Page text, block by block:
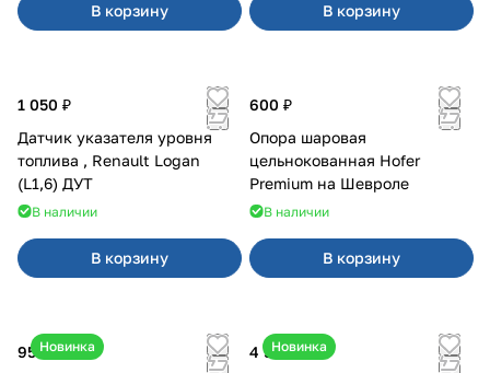
В корзину В корзину
1 050 ₽
Датчик указателя уровня
топлива , Renault Logan
(L1,6) ДУТ
В наличии
В корзину
600 ₽
Опора шаровая
цельнокованная Hofer
Premium на Шевроле
В наличии
В корзину
Новинка
950 ₽
Новинка
4 550 ₽